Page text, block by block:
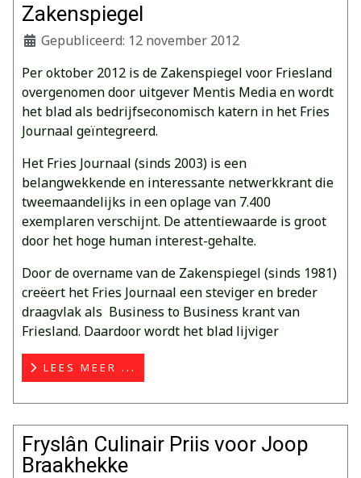
Zakenspiegel
Gepubliceerd: 12 november 2012
Per oktober 2012 is de Zakenspiegel voor Friesland
overgenomen door uitgever Mentis Media en wordt
het blad als bedrijfseconomisch katern in het Fries
Journaal geïntegreerd.
Het Fries Journaal (sinds 2003) is een
belangwekkende en interessante netwerkkrant die
tweemaandelijks in een oplage van 7.400
exemplaren verschijnt. De attentiewaarde is groot
door het hoge human interest-gehalte.
Door de overname van de Zakenspiegel (sinds 1981)
creëert het Fries Journaal een steviger en breder
draagvlak als Business to Business krant van
Friesland. Daardoor wordt het blad lijviger
LEES MEER ...
Fryslân Culinair Priis voor Joop
Braakhekke